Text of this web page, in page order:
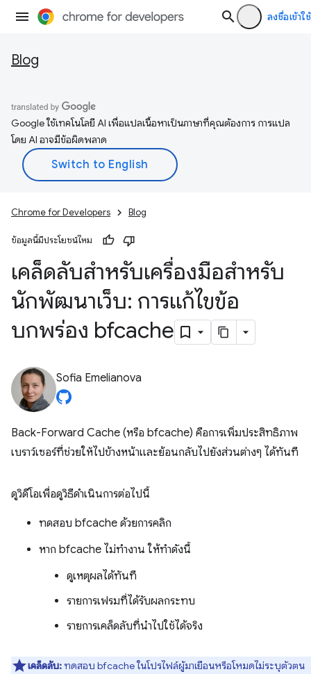
ลงชื่อเข้าใช้
Blog
Google ใช้เทคโนโลยี AI เพื่อแปลเนื้อหาเป็นภาษาที่คุณต้องการ การแปล
โดย AI อาจมีข้อผิดพลาด
Chrome for Developers Blog
ข้อมูลนี้มีประโยชน์ไหม
เคล็ดลับสำหรับเครื่องมือสำหรับ
นักพัฒนาเว็บ: การแก้ไขข้อ
บกพร่อง bfcache
Sofia Emelianova
Back-Forward Cache (หรือ bfcache) คือการเพิ่มประสิทธิภาพ
เบราว์เซอร์ที่ช่วยให้ไปข้างหน้าและย้อนกลับไปยังส่วนต่างๆ ได้ทันที
ดูวิดีโอเพื่อดูวิธีดำเนินการต่อไปนี้
ทดสอบ bfcache ด้วยการคลิก
หาก bfcache ไม่ทํางาน ให้ทําดังนี้
ดูเหตุผลได้ทันที
รายการเฟรมที่ได้รับผลกระทบ
รายการเคล็ดลับที่นําไปใช้ได้จริง
เคล็ดลับ: ทดสอบ bfcache ในโปรไฟล์ผู้มาเยือนหรือโหมดไม่ระบุตัวตน